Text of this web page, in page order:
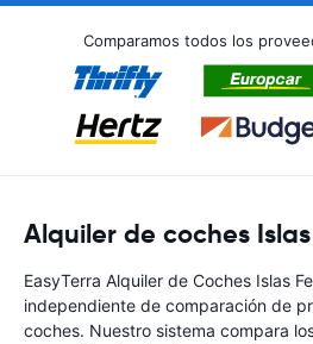
Comparamos todos los
Alquiler de coches
EasyTerra Alquiler de Coches Islas
independiente de comparación de
coches. Nuestro sistema compara